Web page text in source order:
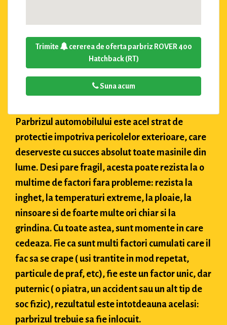
Trimite
cererea de oferta parbriz ROVER 400
Hatchback (RT)
Suna acum
Parbrizul automobilului este acel strat de
protectie impotriva pericolelor exterioare, care
deserveste cu succes absolut toate masinile din
lume. Desi pare fragil, acesta poate rezista la o
multime de factori fara probleme: rezista la
inghet, la temperaturi extreme, la ploaie, la
ninsoare si de foarte multe ori chiar si la
grindina. Cu toate astea, sunt momente in care
cedeaza. Fie ca sunt multi factori cumulati care il
fac sa se crape ( usi trantite in mod repetat,
particule de praf, etc), fie este un factor unic, dar
puternic ( o piatra, un accident sau un alt tip de
soc fizic), rezultatul este intotdeauna acelasi:
parbrizul trebuie sa fie inlocuit.